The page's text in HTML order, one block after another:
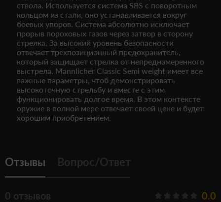
ствола. Используется система SBS с поворотным
кольцом из стали, оно устанавливается вокруг
боевых упоров. Система абсолютно исключает
прорыв пороховых газов через затвор в сторону
стрелка. За высокий уровень безопасности
отвечает трехпозиционный предохранитель,
который защищает стрелка от непреднамеренного
выстрела. Mannlicher Classic Semi weight имеет все
важные параметры, чтоб демонстрировать
высокоточную стрельбу и вместе с этим
функционировать долгое время. В этом контексте
оружие в полной мере отвечает своей цене и будет
хорошим приобретением.
Отзывы Вопрос/Ответ
0 отзывов 0.0